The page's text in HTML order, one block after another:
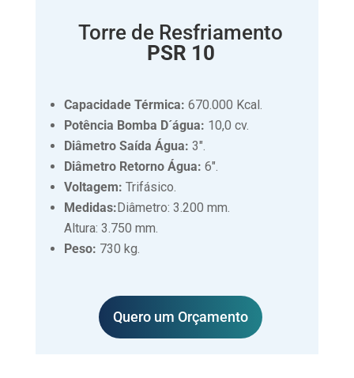
Torre de Resfriamento
PSR 10
Capacidade Térmica: 670.000 Kcal.
Potência Bomba D´água: 10,0 cv.
Diâmetro Saída Água: 3″.
Diâmetro Retorno Água: 6″.
Voltagem: Trifásico.
Medidas: Diâmetro: 3.200 mm.
Altura: 3.750 mm.
Peso: 730 kg.
Quero um Orçamento